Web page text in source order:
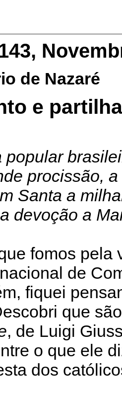
de Nazaré
e partilha
popular
procissão,
Santa a
devoção a
fomos pela
de
fiquei
que
, de Luigi
o que ele
dos